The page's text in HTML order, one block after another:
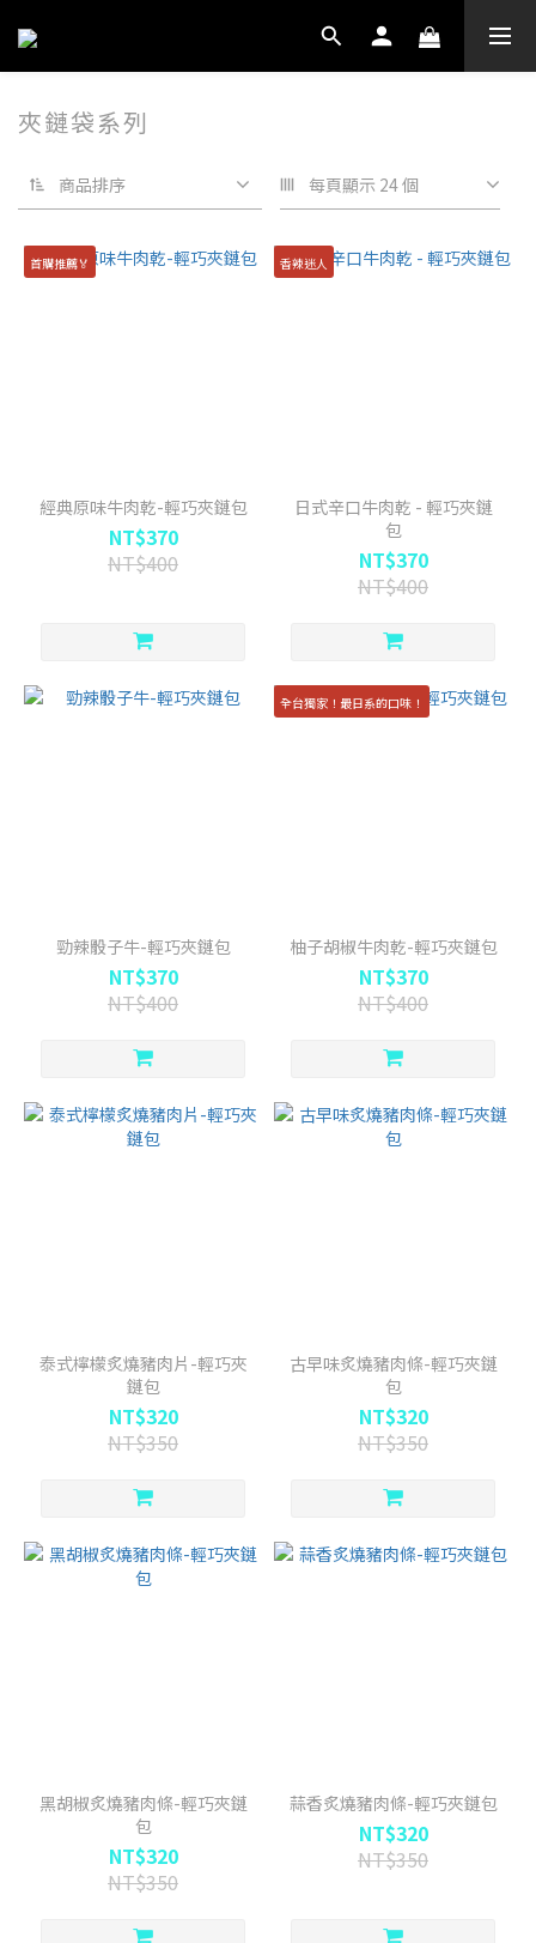
夾鏈袋系列
商品排序 每頁顯示 24 個
首購推薦🏅
經典原味牛肉乾-輕巧夾鏈包
NT$370
NT$400
香辣迷人
日式辛口牛肉乾 - 輕巧夾鏈
包
NT$370
NT$400
勁辣骰子牛-輕巧夾鏈包
NT$370
NT$400
全台獨家！最日系的口味！
柚子胡椒牛肉乾-輕巧夾鏈包
NT$370
NT$400
泰式檸檬炙燒豬肉片-輕巧夾
鏈包
NT$320
NT$350
古早味炙燒豬肉條-輕巧夾鏈
包
NT$320
NT$350
黑胡椒炙燒豬肉條-輕巧夾鏈
包
NT$320
NT$350
蒜香炙燒豬肉條-輕巧夾鏈包
NT$320
NT$350